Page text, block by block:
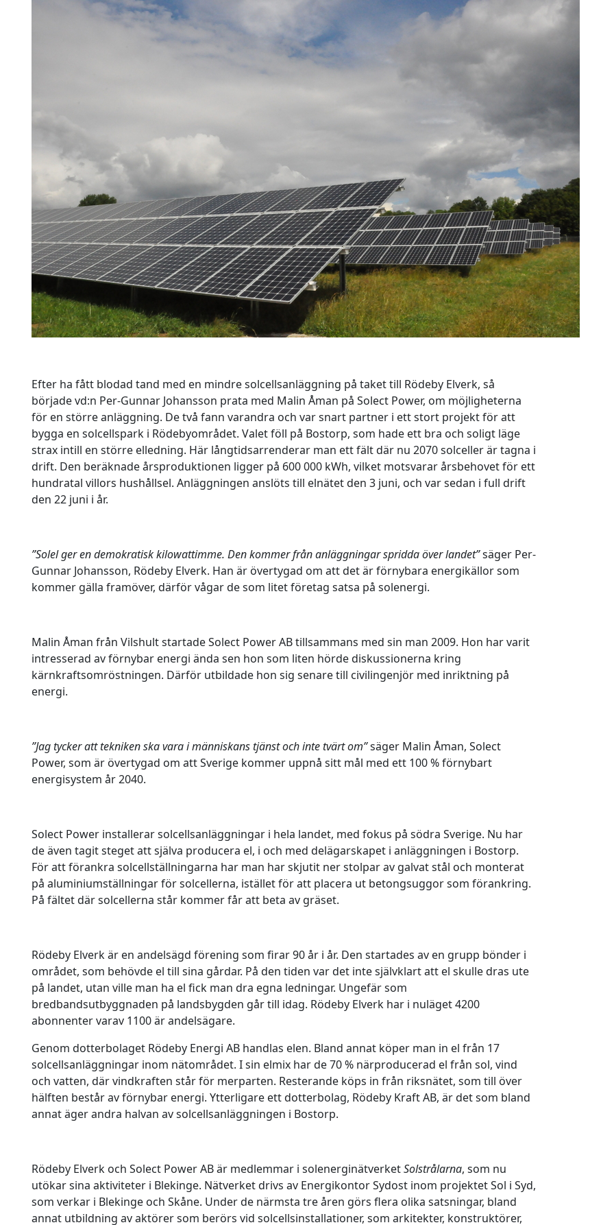
Efter ha fått blodad tand med en mindre solcellsanläggning på taket till Rödeby Elverk, så
började vd:n Per-Gunnar Johansson prata med Malin Åman på Solect Power, om möjligheterna
för en större anläggning. De två fann varandra och var snart partner i ett stort projekt för att
bygga en solcellspark i Rödebyområdet. Valet föll på Bostorp, som hade ett bra och soligt läge
strax intill en större elledning. Här långtidsarrenderar man ett fält där nu 2070 solceller är tagna i
drift. Den beräknade årsproduktionen ligger på 600 000 kWh, vilket motsvarar årsbehovet för ett
hundratal villors hushållsel. Anläggningen anslöts till elnätet den 3 juni, och var sedan i full drift
den 22 juni i år.
”Solel ger en demokratisk kilowattimme. Den kommer från anläggningar spridda över landet”säger Per-
Gunnar Johansson, Rödeby Elverk. Han är övertygad om att det är förnybara energikällor som
kommer gälla framöver, därför vågar de som litet företag satsa på solenergi.
Malin Åman från Vilshult startade Solect Power AB tillsammans med sin man 2009. Hon har varit
intresserad av förnybar energi ända sen hon som liten hörde diskussionerna kring
kärnkraftsomröstningen. Därför utbildade hon sig senare till civilingenjör med inriktning på
energi.
”Jag tycker att tekniken ska vara i människans tjänst och inte tvärt om”säger Malin Åman, Solect
Power, som är övertygad om att Sverige kommer uppnå sitt mål med ett 100 % förnybart
energisystem år 2040.
Solect Power installerar solcellsanläggningar i hela landet, med fokus på södra Sverige. Nu har
de även tagit steget att själva producera el, i och med delägarskapet i anläggningen i Bostorp.
För att förankra solcellställningarna har man har skjutit ner stolpar av galvat stål och monterat
på aluminiumställningar för solcellerna, istället för att placera ut betongsuggor som förankring.
På fältet där solcellerna står kommer får att beta av gräset.
Rödeby Elverk är en andelsägd förening som firar 90 år i år. Den startades av en grupp bönder i
området, som behövde el till sina gårdar. På den tiden var det inte självklart att el skulle dras ute
på landet, utan ville man ha el fick man dra egna ledningar. Ungefär som
bredbandsutbyggnaden på landsbygden går till idag. Rödeby Elverk har i nuläget 4200
abonnenter varav 1100 är andelsägare.
Genom dotterbolaget Rödeby Energi AB handlas elen. Bland annat köper man in el från 17
solcellsanläggningar inom nätområdet. I sin elmix har de 70 % närproducerad el från sol, vind
och vatten, där vindkraften står för merparten. Resterande köps in från riksnätet, som till över
hälften består av förnybar energi. Ytterligare ett dotterbolag, Rödeby Kraft AB, är det som bland
annat äger andra halvan av solcellsanläggningen i Bostorp.
Rödeby Elverk och Solect Power AB är medlemmar i solenerginätverketSolstrålarna, som nu
utökar sina aktiviteter i Blekinge. Nätverket drivs av Energikontor Sydost inom projektet Sol i Syd,
som verkar i Blekinge och Skåne. Under de närmsta tre åren görs flera olika satsningar, bland
annat utbildning av aktörer som berörs vid solcellsinstallationer, som arkitekter, konstruktörer,